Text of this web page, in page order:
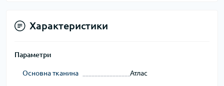
Характеристики
Параметри
Основна тканина Атлас